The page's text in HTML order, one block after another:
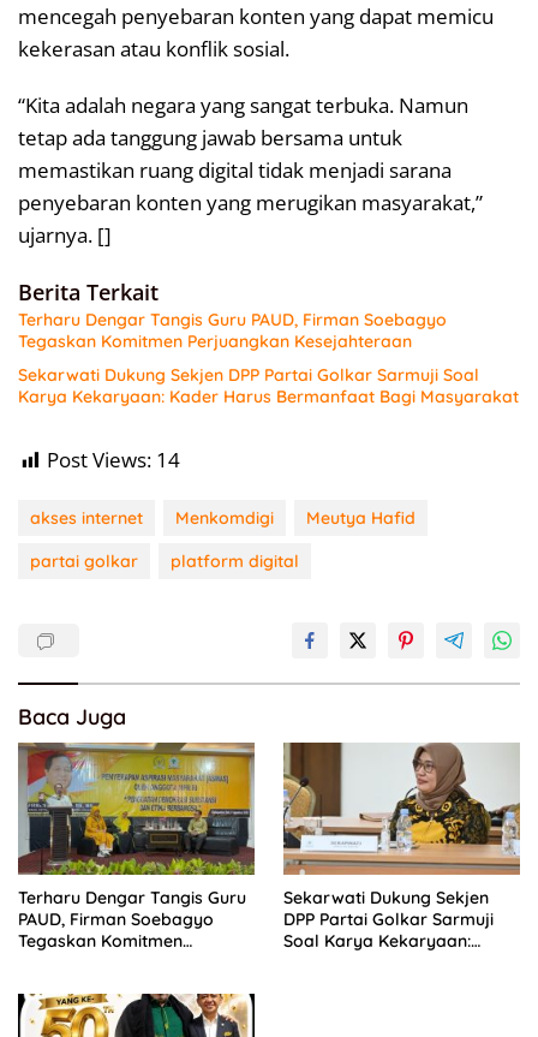
mencegah penyebaran konten yang dapat memicu
kekerasan atau konflik sosial.
“Kita adalah negara yang sangat terbuka. Namun
tetap ada tanggung jawab bersama untuk
memastikan ruang digital tidak menjadi sarana
penyebaran konten yang merugikan masyarakat,”
ujarnya. []
Berita Terkait
Terharu Dengar Tangis Guru PAUD, Firman Soebagyo
Tegaskan Komitmen Perjuangkan Kesejahteraan
Sekarwati Dukung Sekjen DPP Partai Golkar Sarmuji Soal
Karya Kekaryaan: Kader Harus Bermanfaat Bagi Masyarakat
Post Views: 14
akses internet Menkomdigi
Meutya Hafid
partai golkar
platform digital
Baca Juga
Terharu Dengar Tangis Guru
PAUD, Firman Soebagyo
Tegaskan Komitmen
Sekarwati Dukung Sekjen
DPP Partai Golkar Sarmuji
Soal Karya Kekaryaan: